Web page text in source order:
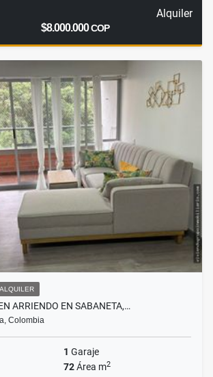
Alquiler
$8.000.000COP
ALQUILER
ARRIENDO EN SABANETA,…
Colombia
1 Garaje
72Área m2